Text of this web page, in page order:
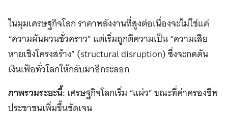
ในมุมเศรษฐกิจโลก ราคาพลังงานที่สูงต่อเนื่องจะไม่ใช่แค่
“ความผันผวนชั่วคราว” แต่เริ่มถูกตีความเป็น “ความเสีย
หายเชิงโครงสร้าง” (structural disruption) ซึ่งจะกดดัน
เงินเฟ้อทั่วโลกให้กลับมาอีกระลอก
ภาพรวมระยะนี้:เศรษฐกิจโลกเริ่ม “แผ่ว” ขณะที่ค่าครองชีพ
ประชาชนเพิ่มขึ้นชัดเจน